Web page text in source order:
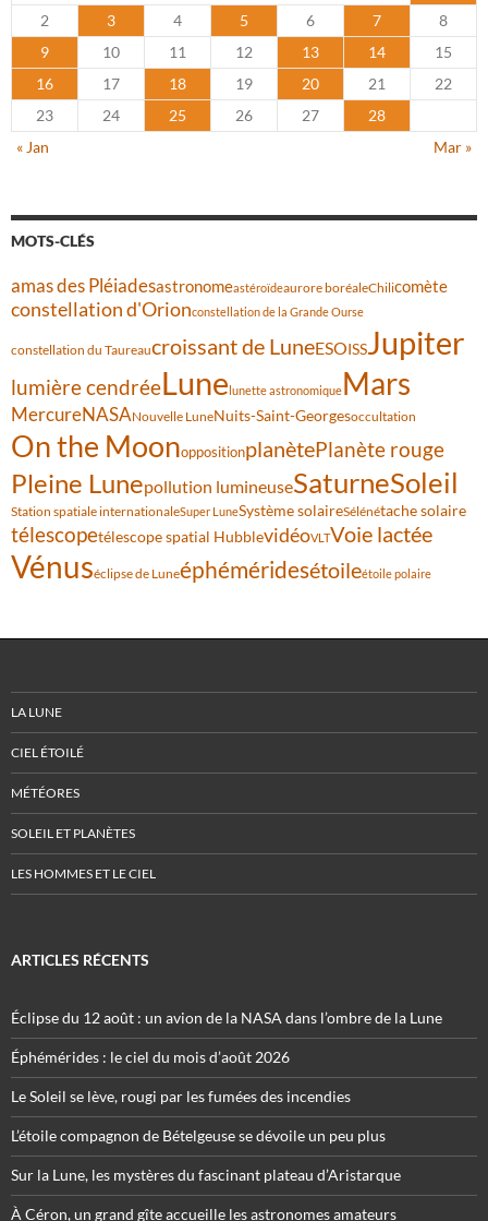
2
3 4 5 6 7
8
9
10 11 12 13 14
15
16
17 18 19 20 21
22
23
24 25 26 27
28
« Jan
Mar »
MOTS-CLÉS
amas des Pléiadesastronomeastéroïdeaurore boréaleChilicomète
constellation d'Orionconstellation de la Grande Ourse
constellation du Taureaucroissant de LuneESOISSJupiter
lumière cendréeLune lunette astronomiqueMars
MercureNASANouvelle LuneNuits-Saint-Georgesoccultation
On the MoonoppositionplanètePlanète rouge
Pleine Lunepollution lumineuseSaturneSoleil
Station spatiale internationaleSuper LuneSystème solaireSélénétache solaire
télescopetélescope spatial HubblevidéoVLTVoie lactée
Vénuséclipse de Luneéphéméridesétoileétoile polaire
LA LUNE
CIEL ÉTOILÉ
MÉTÉORES
SOLEIL ET PLANÈTES
LES HOMMES ET LE CIEL
ARTICLES RÉCENTS
Éclipse du 12 août : un avion de la NASA dans l’ombre de la Lune
Éphémérides : le ciel du mois d’août 2026
Le Soleil se lève, rougi par les fumées des incendies
L’étoile compagnon de Bételgeuse se dévoile un peu plus
Sur la Lune, les mystères du fascinant plateau d’Aristarque
À Céron, un grand gîte accueille les astronomes amateurs